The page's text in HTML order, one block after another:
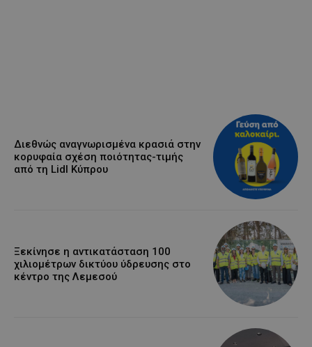
Διεθνώς αναγνωρισμένα κρασιά στην
κορυφαία σχέση ποιότητας-τιμής
από τη Lidl Κύπρου
Ξεκίνησε η αντικατάσταση 100
χιλιομέτρων δικτύου ύδρευσης στο
κέντρο της Λεμεσού